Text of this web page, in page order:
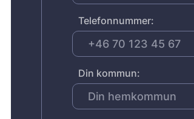
Telefonnummer:
Din kommun: